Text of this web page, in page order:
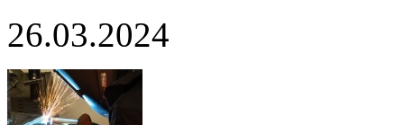
26.03.2024